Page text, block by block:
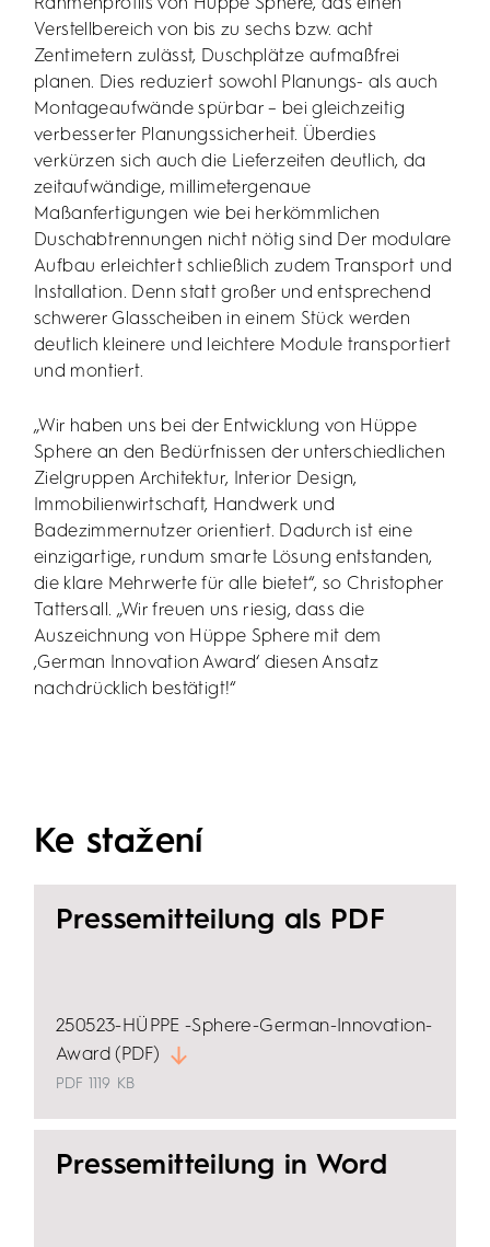
Rahmenprofils von Hüppe Sphere, das einen
Verstellbereich von bis zu sechs bzw. acht
Zentimetern zulässt, Duschplätze aufmaßfrei
planen. Dies reduziert sowohl Planungs- als auch
Montageaufwände spürbar – bei gleichzeitig
verbesserter Planungssicherheit. Überdies
verkürzen sich auch die Lieferzeiten deutlich, da
zeitaufwändige, millimetergenaue
Maßanfertigungen wie bei herkömmlichen
Duschabtrennungen nicht nötig sind Der modulare
Aufbau erleichtert schließlich zudem Transport und
Installation. Denn statt großer und entsprechend
schwerer Glasscheiben in einem Stück werden
deutlich kleinere und leichtere Module transportiert
und montiert.
„Wir haben uns bei der Entwicklung von Hüppe
Sphere an den Bedürfnissen der unterschiedlichen
Zielgruppen Architektur, Interior Design,
Immobilienwirtschaft, Handwerk und
Badezimmernutzer orientiert. Dadurch ist eine
einzigartige, rundum smarte Lösung entstanden,
die klare Mehrwerte für alle bietet“, so Christopher
Tattersall. „Wir freuen uns riesig, dass die
Auszeichnung von Hüppe Sphere mit dem
‚German Innovation Award‘ diesen Ansatz
nachdrücklich bestätigt!“
Ke stažení
Pressemitteilung als PDF
250523-HÜPPE -Sphere-German-Innovation-
Award (PDF)
PDF 1119 KB
Pressemitteilung in Word